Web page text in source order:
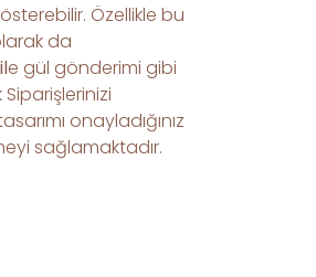
Özellikle bu
da
e gül gönderimi gibi
onayladığınız
sağlamaktadır.